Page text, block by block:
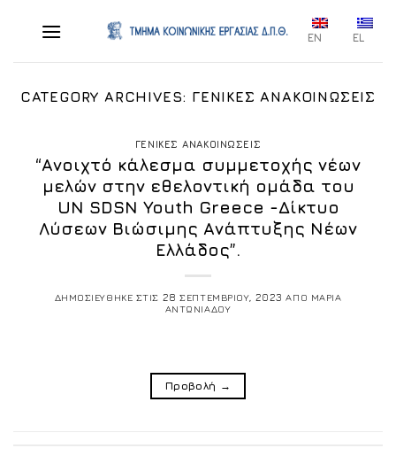
EN EL
CATEGORY ARCHIVES: ΓΕΝΙΚΕΣ ΑΝΑΚΟΙΝΩΣΕΙΣ
ΓΕΝΙΚΕΣ ΑΝΑΚΟΙΝΩΣΕΙΣ
“Ανοιχτό κάλεσμα συμμετοχής νέων
μελών στην εθελοντική ομάδα του
UN SDSN Youth Greece -Δίκτυο
Λύσεων Βιώσιμης Ανάπτυξης Νέων
Ελλάδος”.
ΔΗΜΟΣΙΕΥΘΗΚΕ ΣΤΙΣ 28 ΣΕΠΤΕΜΒΡΙΟΥ, 2023 ΑΠΟ ΜΑΡΙΑ
ΑΝΤΩΝΙΑΔΟΥ
Προβολή →